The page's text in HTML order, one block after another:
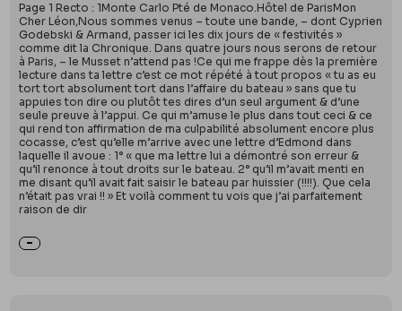
Page 1 Recto : 1Monte Carlo Pté de Monaco.Hôtel de ParisMon
Cher Léon,Nous sommes venus – toute une bande, – dont Cyprien
Godebski & Armand, passer ici les dix jours de « festivités »
comme dit la Chronique. Dans quatre jours nous serons de retour
à Paris, – le Musset n’attend pas !Ce qui me frappe dès la première
lecture dans ta lettre c’est ce mot répété à tout propos « tu as eu
tort tort absolument tort dans l’affaire du bateau » sans que tu
appuies ton dire ou plutôt tes dires d’un seul argument & d’une
seule preuve à l’appui. Ce qui m’amuse le plus dans tout ceci & ce
qui rend ton affirmation de ma culpabilité absolument encore plus
cocasse, c’est qu’elle m’arrive avec une lettre d’Edmond dans
laquelle il avoue : 1° « que ma lettre lui a démontré son erreur &
qu’il renonce à tout droits sur le bateau. 2° qu’il m’avait menti en
me disant qu’il avait fait saisir le bateau par huissier (!!!!). Que cela
n’était pas vrai !! » Et voilà comment tu vois que j’ai parfaitement
raison de dir